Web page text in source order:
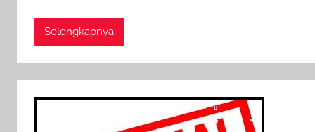
2
N
o
v
Selengkapnya